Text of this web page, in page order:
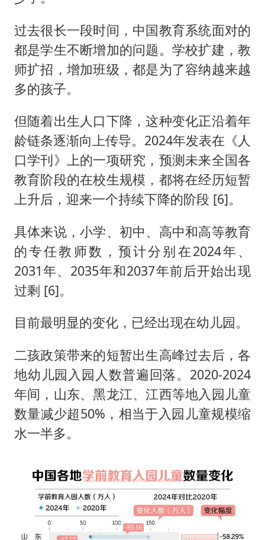
过去很长一段时间，中国教育系统面对的
都是学生不断增加的问题。学校扩建，教
师扩招，增加班级，都是为了容纳越来越
多的孩子。
但随着出生人口下降，这种变化正沿着年
龄链条逐渐向上传导。2024年发表在《人
口学刊》上的一项研究，预测未来全国各
教育阶段的在校生规模，都将在经历短暂
上升后，迎来一个持续下降的阶段 [6]。
具体来说，小学、初中、高中和高等教育
的专任教师数，预计分别在2024年、
2031年、2035年和2037年前后开始出现
过剩 [6]。
目前最明显的变化，已经出现在幼儿园。
二孩政策带来的短暂出生高峰过去后，各
地幼儿园入园人数普遍回落。2020-2024
年间，山东、黑龙江、江西等地入园儿童
数量减少超50%，相当于入园儿童规模缩
水一半多。